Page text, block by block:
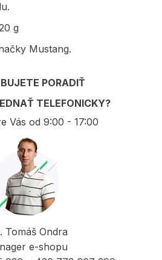
g
Mustang.
PORADIŤ
TELEFONICKY?
Vás od 9:00 - 17:00
Tomáš Ondra
e-shopu